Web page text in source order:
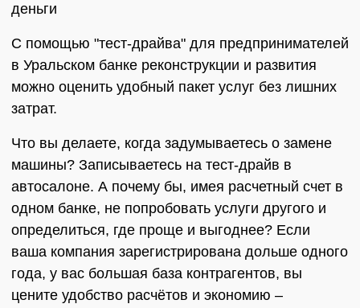
деньги
С помощью "тест-драйва" для предпринимателей
в Уральском банке реконструкции и развития
можно оценить удобный пакет услуг без лишних
затрат.
Что вы делаете, когда задумываетесь о замене
машины? Записываетесь на тест-драйв в
автосалоне. А почему бы, имея расчетный счет в
одном банке, не попробовать услуги другого и
определиться, где проще и выгоднее? Если
ваша компания зарегистрирована дольше одного
года, у вас большая база контрагентов, вы
цените удобство расчётов и экономию –